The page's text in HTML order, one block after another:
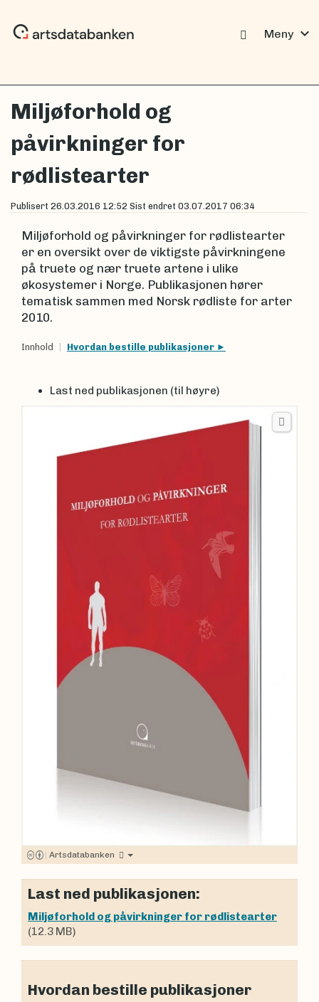
Meny expand_more
Miljøforhold og
påvirkninger for
rødlistearter
Publisert 26.03.2016 12:52 Sist endret 03.07.2017 06:34
Miljøforhold og påvirkninger for rødlistearter
er en oversikt over de viktigste påvirkningene
på truete og nær truete artene i ulike
økosystemer i Norge. Publikasjonen hører
tematisk sammen med Norsk rødliste for arter
2010.
Innhold Hvordan bestille publikasjoner
Last ned publikasjonen (til høyre)
| Artsdatabanken
Last ned publikasjonen:
Miljøforhold og påvirkninger for rødlistearter
(12.3 MB)
Hvordan bestille publikasjoner